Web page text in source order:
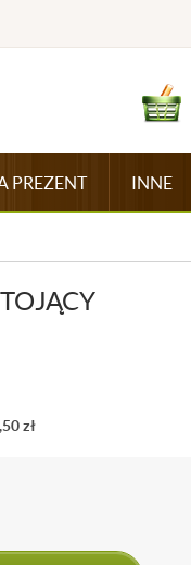
PREZENT INNE
zł